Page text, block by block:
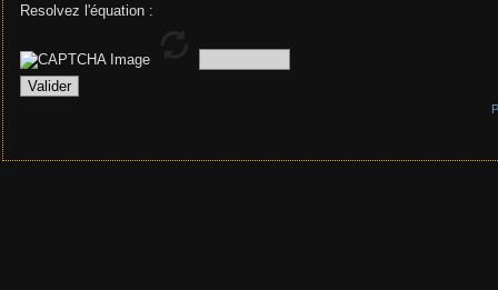
Resolvez l'équation :